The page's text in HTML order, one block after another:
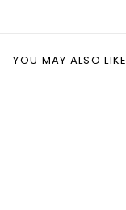
YOU MAY ALSO LIKE